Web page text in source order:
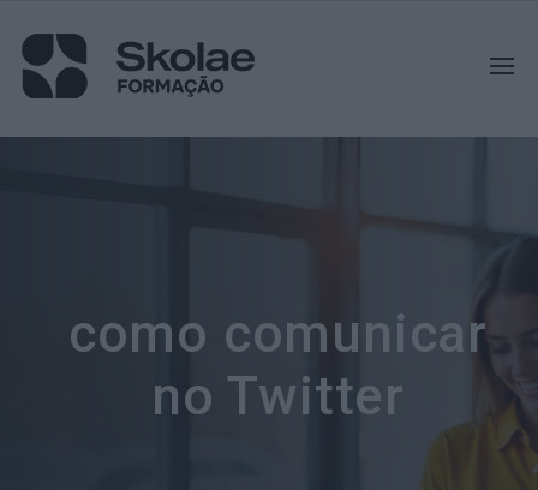
como comunicar
no Twitter